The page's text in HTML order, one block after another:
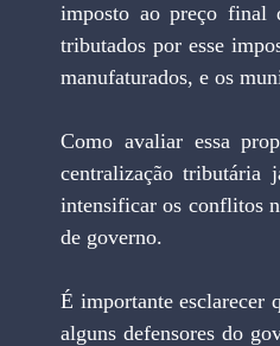
imposto ao preço final
tributados por esse
manufaturados, e os
Como avaliar essa
centralização tributária
intensificar os conflitos
de governo.
É importante esclarecer
alguns defensores do